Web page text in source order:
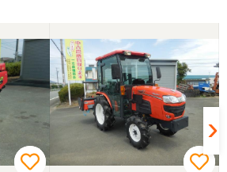
て、当初安い方を購入予定でした。
は売れてしまったとの事でしたので、5
りましたが、出品画像と違い確認した
されました。 出品者に問い合わせま
は「先に購入した者が引き取り済み
いしたい」との事。 では先の安い方
金と交渉しましたが、「難しい」と
脱落していて、使用に難が有る事を
そのカバー代金で妥協する事になり
理する者が間違えて管理番号を貼り付
ておりましたが、とても残念な気持